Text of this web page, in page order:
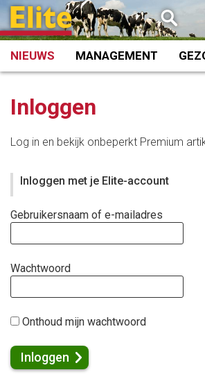
Spring
naar
inhoud
NIEUWS MANAGEMENT
Inloggen
Log in en bekijk onbeperkt Premium
Inloggen met je Elite-account
Gebruikersnaam of e-mailadres
Wachtwoord
Onthoud mijn wachtwoord